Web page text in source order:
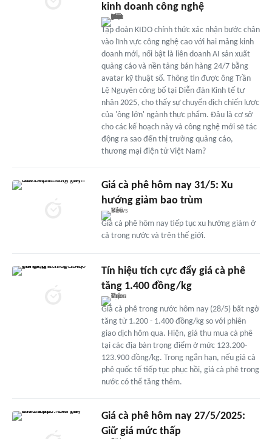
kinh doanh công nghệ
Tập đoàn KIDO chính thức xác nhận bước chân
vào lĩnh vực công nghệ cao với hai mảng kinh
doanh mới, nổi bật là liên doanh AI sản xuất
quảng cáo và nền tảng bán hàng 24/7 bằng
avatar kỹ thuật số. Thông tin được ông Trần
Lệ Nguyên công bố tại Diễn đàn Kinh tế tư
nhân 2025, cho thấy sự chuyển dịch chiến lược
của 'ông lớn' ngành thực phẩm. Đâu là cơ sở
cho các kế hoạch này và công nghệ mới sẽ tác
động ra sao đến thị trường quảng cáo,
thương mại điện tử Việt Nam?
Giá cà phê hôm nay 31/5: Xu
hướng giảm bao trùm
Giá cà phê hôm nay tiếp tục xu hướng giảm ở
cả trong nước và trên thế giới.
Tín hiệu tích cực đẩy giá cà phê
tăng 1.400 đồng/kg
Giá cà phê trong nước hôm nay (28/5) bất ngờ
tăng từ 1.200 - 1.400 đồng/kg so với phiên
giao dịch hôm qua. Hiện, giá thu mua cà phê
tại các địa bàn trọng điểm ở mức 123.200-
123.900 đồng/kg. Trong ngắn hạn, nếu giá cà
phê quốc tế tiếp tục phục hồi, giá cà phê trong
nước có thể tăng thêm.
Giá cà phê hôm nay 27/5/2025:
Giữ giá mức thấp